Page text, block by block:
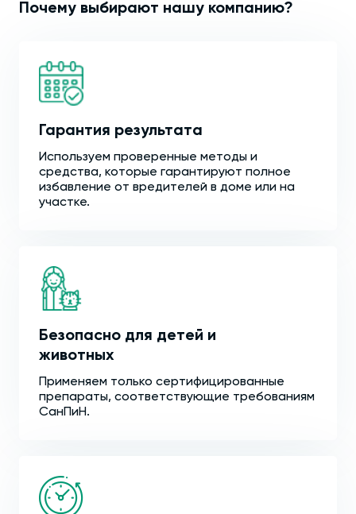
Почему выбирают нашу компанию?
Гарантия результата
Используем проверенные методы и
средства, которые гарантируют полное
избавление от вредителей в доме или на
участке.
Безопасно для детей и
животных
Применяем только сертифицированные
препараты, соответствующие требованиям
СанПиН.